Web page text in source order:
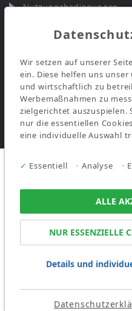
Nutzungsbedingungen
Alle Rechte vorbehalten
Wir setzen auf unserer
ein. Diese helfen uns
und wirtschaftlich zu
Werbemaßnahmen zu
zielgerichtet auszuspielen.
nur die essentiellen
eine individuelle Auswahl
✓ Essentiell • Analyse •
ALLE
NUR ESSENZIELLE
Details und